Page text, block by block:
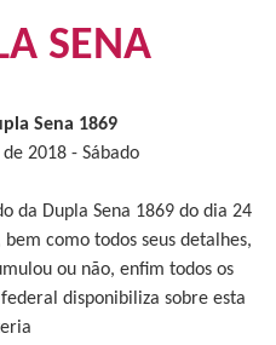
SENA
Sena 1869
2018 - Sábado
da Dupla Sena 1869 do dia 24
como todos seus detalhes,
ou não, enfim todos os
disponibiliza sobre esta